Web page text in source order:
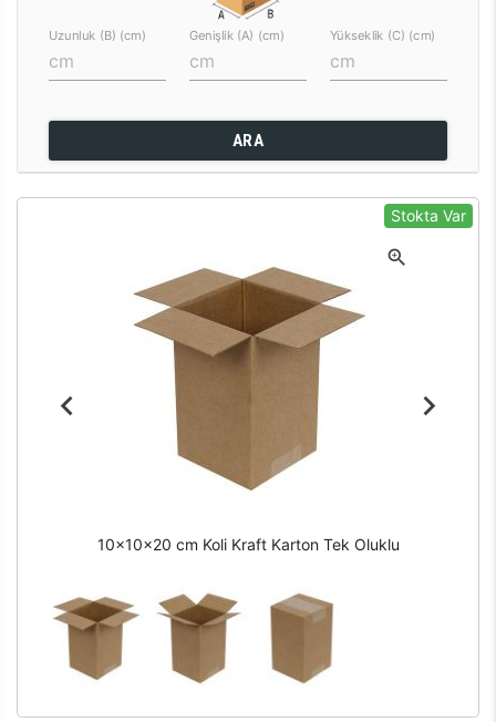
Uzunluk (B) (cm) Genişlik (A) (cm) Yükseklik (C) (cm)
ARA
Stokta Var
10x10x20 cm Koli Kraft Karton Tek Oluklu